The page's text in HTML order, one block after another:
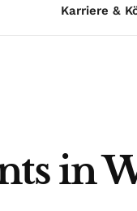
Karriere &
in